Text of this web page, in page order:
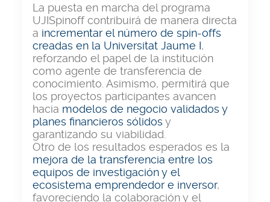
La puesta en marcha del programa
UJISpinoff contribuirá de manera directa
a incrementar el número de spin-offs
creadas en la Universitat Jaume I,
reforzando el papel de la institución
como agente de transferencia de
conocimiento. Asimismo, permitirá que
los proyectos participantes avancen
hacia modelos de negocio validados y
planes financieros sólidos y
garantizando su viabilidad.
Otro de los resultados esperados es la
mejora de la transferencia entre los
equipos de investigación y el
ecosistema emprendedor e inversor,
favoreciendo la colaboración y el